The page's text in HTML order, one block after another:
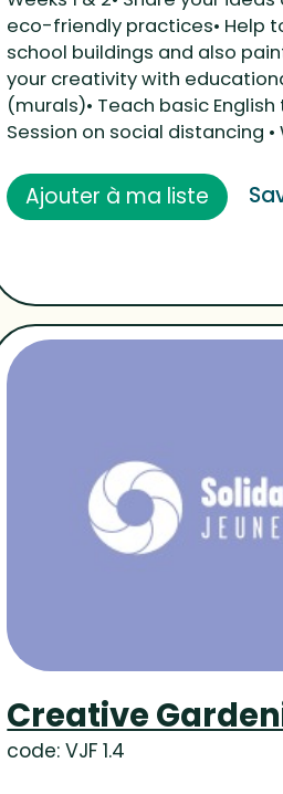
eco-friendly practices• Help
school buildings and also
your creativity with
(murals)• Teach basic
Session on social distancing •
Ajouter à ma liste
Creative
code: VJF 1.4